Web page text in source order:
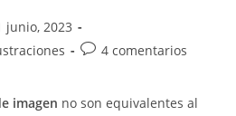
junio, 2023
Comentarios
entrada:
4 comentarios
imagen no son equivalentes al